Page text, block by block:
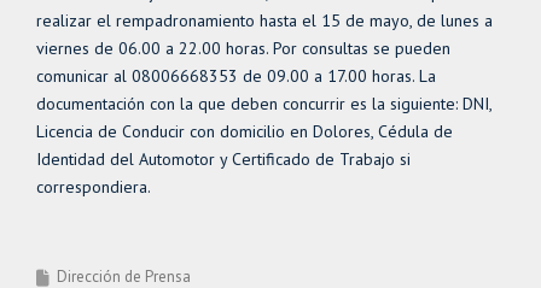
realizar el rempadronamiento hasta el 15 de mayo, de lunes a
viernes de 06.00 a 22.00 horas. Por consultas se pueden
comunicar al 08006668353 de 09.00 a 17.00 horas. La
documentación con la que deben concurrir es la siguiente: DNI,
Licencia de Conducir con domicilio en Dolores, Cédula de
Identidad del Automotor y Certificado de Trabajo si
correspondiera.
Dirección de Prensa